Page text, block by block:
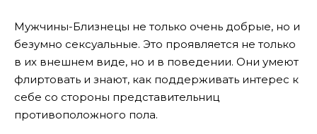
Мужчины-Близнецы не только очень добрые, но и
безумно сексуальные. Это проявляется не только
в их внешнем виде, но и в поведении. Они умеют
флиртовать и знают, как поддерживать интерес к
себе со стороны представительниц
противоположного пола.